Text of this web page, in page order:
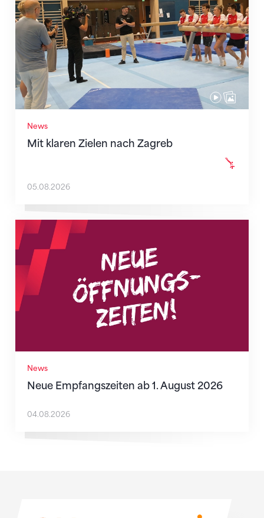
News
Mit klaren Zielen nach Zagreb
05.08.2026
News
Neue Empfangszeiten ab 1. August 2026
Neue Empfangszeiten ab 1. August 2026
04.08.2026